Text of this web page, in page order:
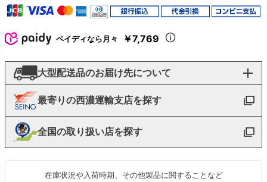
ペイディなら月々 ￥7,769
大型配送品のお届け先について
最寄りの西濃運輸支店を探す
全国の取り扱い店を探す
在庫状況や入荷時期、その他製品に関することなど